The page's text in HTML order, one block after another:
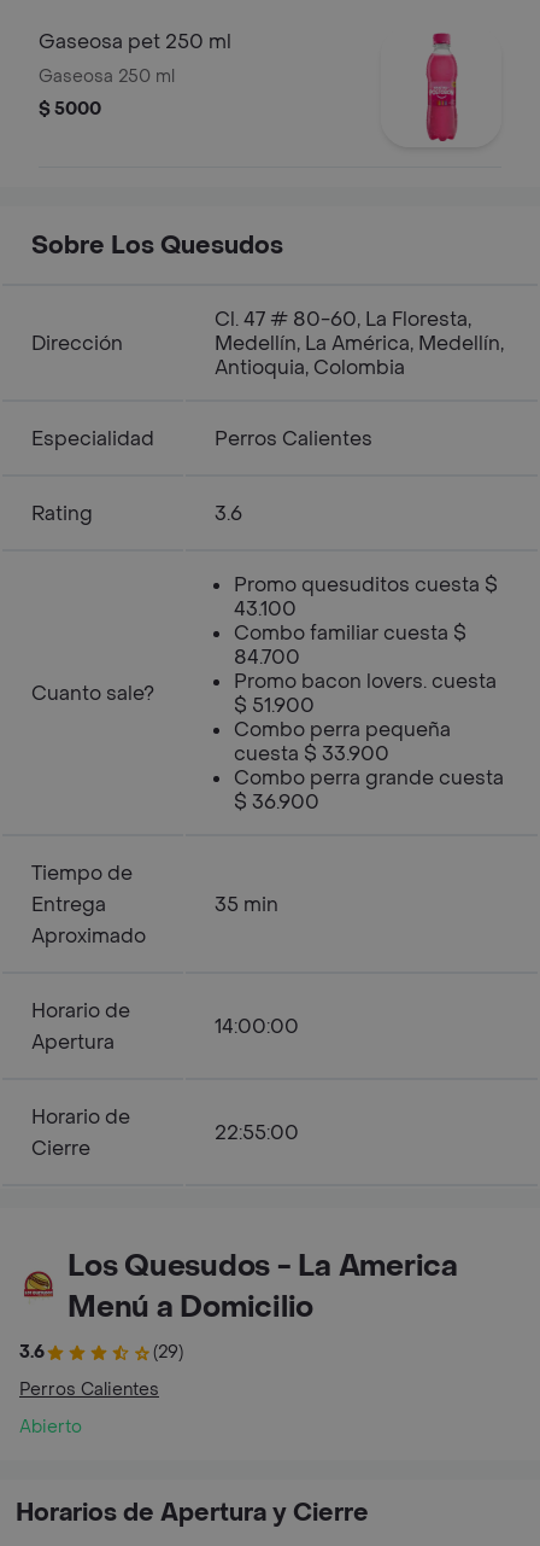
Gaseosa pet 250 ml
Gaseosa 250 ml
$ 5000
Sobre Los Quesudos
Dirección
Cl. 47 # 80-60, La Floresta,
Medellín, La América, Medellín,
Antioquia, Colombia
Especialidad Perros Calientes
Rating 3.6
Cuanto sale?
Promo quesuditos cuesta $
43.100
Combo familiar cuesta $
84.700
Promo bacon lovers. cuesta
$ 51.900
Combo perra pequeña
cuesta $ 33.900
Combo perra grande cuesta
$ 36.900
Tiempo de
Entrega
Aproximado
35 min
Horario de
Apertura
14:00:00
Horario de
Cierre
22:55:00
Los Quesudos - La America
Menú a Domicilio
3.6
(29)
Perros Calientes
Abierto
Horarios de Apertura y Cierre